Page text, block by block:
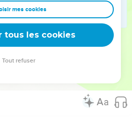
il rappelle aussi que, comme il
désert, « Dieu est fidèle » (1 Co
rights reserved worldwide.
mes cookies
tous les cookies
Tout refuser